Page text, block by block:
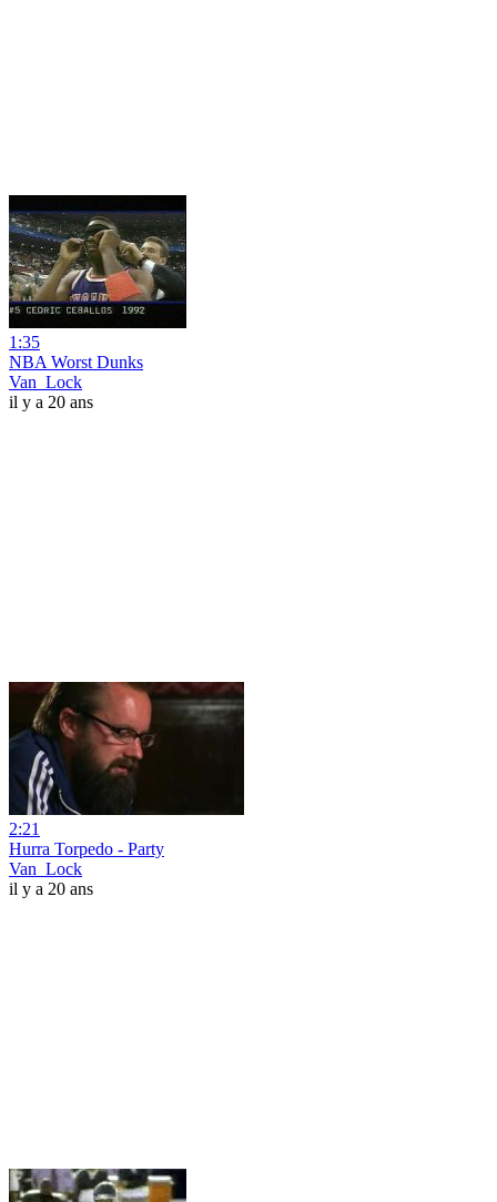
1:35
NBA Worst Dunks
Van_Lock
il y a 20 ans
2:21
Hurra Torpedo - Party
Van_Lock
il y a 20 ans